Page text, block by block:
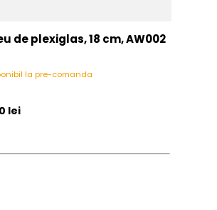
de plexiglas, 18 cm, AW002
la pre-comanda
lei